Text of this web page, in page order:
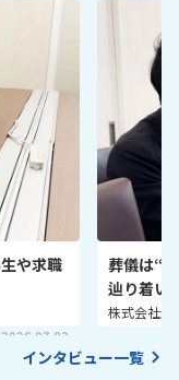
インタビュー一覧
や求職
2026.07.03
葬儀は“
辿り着い
株式会社金